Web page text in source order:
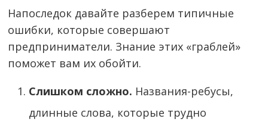
Напоследок давайте разберем типичные
ошибки, которые совершают
предприниматели. Знание этих «граблей»
поможет вам их обойти.
Слишком сложно. Названия-ребусы,
длинные слова, которые трудно